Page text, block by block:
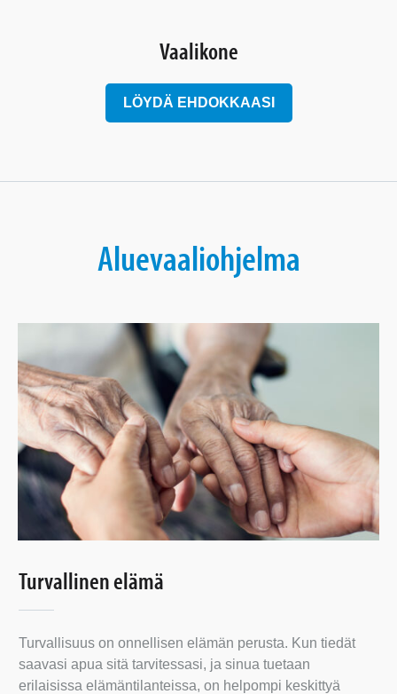
Vaalikone
LÖYDÄ EHDOKKAASI
Aluevaaliohjelma
Turvallinen elämä
Turvallisuus on onnellisen elämän perusta. Kun tiedät
saavasi apua sitä tarvitessasi, ja sinua tuetaan
erilaisissa elämäntilanteissa, on helpompi keskittyä